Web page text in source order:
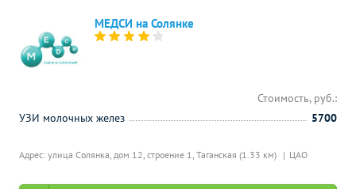
МЕДСИ на Солянке
Адрес: улица Солянка, дом 12, строение 1, Таганская (1.33 км) ЦАО
Стоимость, руб.:
УЗИ молочных желез
5700